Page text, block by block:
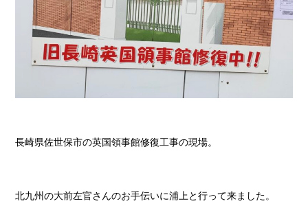
長崎県佐世保市の英国領事館修復工事の現場。
北九州の大前左官さんのお手伝いに浦上と行って来ました。